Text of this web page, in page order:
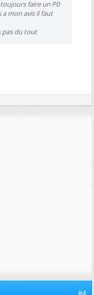
faire un P0
mon avis il faut
pas du tout
#4